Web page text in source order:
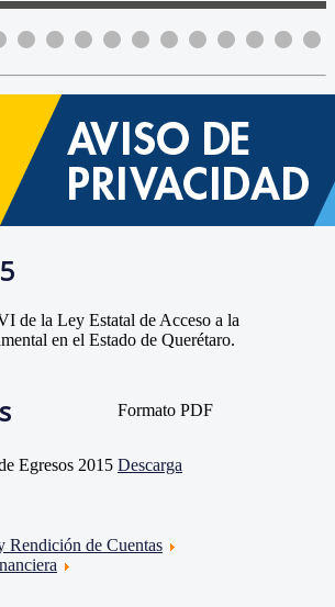
de la Ley Estatal de Acceso a la
en el Estado de Querétaro.
Formato PDF
Egresos 2015 Descarga
Rendición de Cuentas